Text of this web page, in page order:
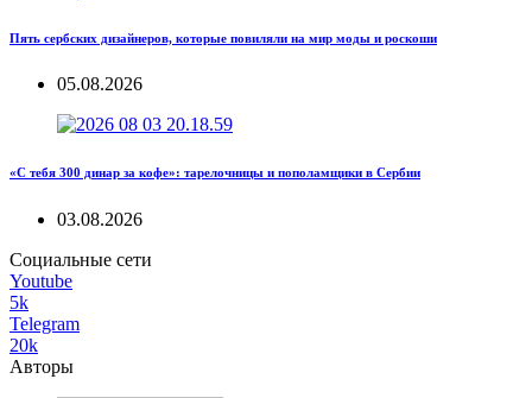
Пять сербских дизайнеров, которые повиляли на мир моды и роскоши
05.08.2026
«С тебя 300 динар за кофе»: тарелочницы и пополамщики в Сербии
03.08.2026
Социальные сети
Youtube
5k
Telegram
20k
Авторы